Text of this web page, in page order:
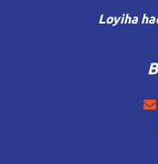
Loyiha